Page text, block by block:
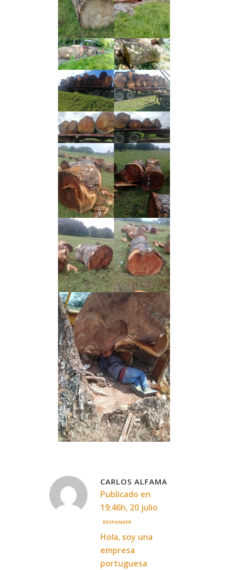
CARLOS ALFAMA
Publicado en
19:46h, 20 julio
RESPONDER
Hola, soy una
empresa
portuguesa